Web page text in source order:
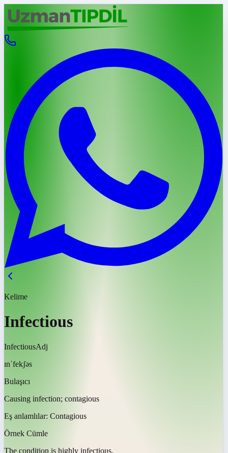
Kelime
Infectious
InfectiousAdj
ɪnˈfekʃəs
Bulaşıcı
Causing infection; contagious
Eş anlamlılar: Contagious
Örnek Cümle
The condition is highly infectious.